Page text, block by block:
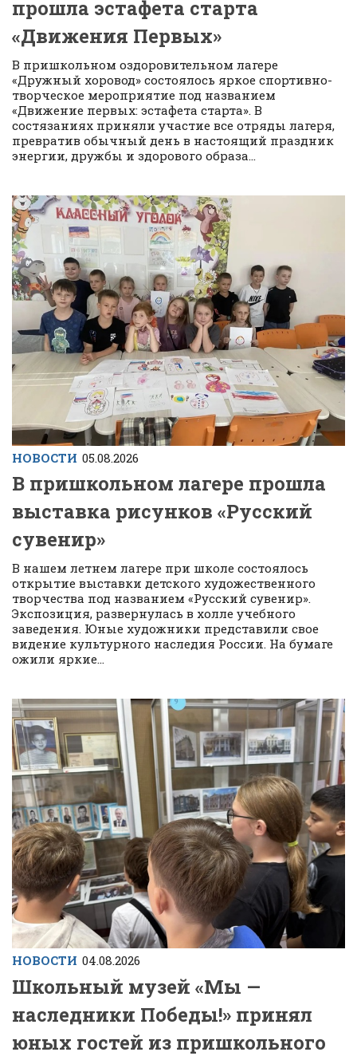
прошла эстафета старта
«Движения Первых»
В пришкольном оздоровительном лагере
«Дружный хоровод» состоялось яркое спортивно-
творческое мероприятие под названием
«Движение первых: эстафета старта». В
состязаниях приняли участие все отряды лагеря,
превратив обычный день в настоящий праздник
энергии, дружбы и здорового образа...
НОВОСТИ 05.08.2026
В пришкольном лагере прошла
выставка рисунков «Русский
сувенир»
В нашем летнем лагере при школе состоялось
открытие выставки детского художественного
творчества под названием «Русский сувенир».
Экспозиция, развернулась в холле учебного
заведения. Юные художники представили свое
видение культурного наследия России. На бумаге
ожили яркие...
НОВОСТИ 04.08.2026
Школьный музей «Мы —
наследники Победы!» принял
юных гостей из пришкольного